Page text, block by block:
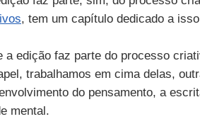
, tem um capítulo dedicado a
a edição faz parte do processo
trabalhamos em cima delas,
do pensamento, a
mental.